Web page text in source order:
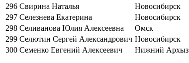
296 Свирина Наталья
Новосибирск
297 Селезнева Екатерина
Новосибирск
298 Селиванова Юлия Алексеевна
Омск
299 Селютин Сергей Александрович Новосибирск
300 Семенко Евгений Алексеевич Нижний Архыз